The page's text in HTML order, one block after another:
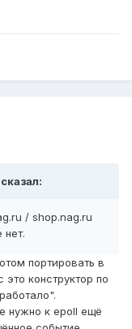
/ shop.nag.ru
нет.
портировать в
конструктор по
нужно к epoll ещё